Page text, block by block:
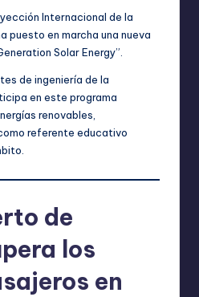
Internacional de la
puesto en marcha una nueva
Solar Energy”.
de ingeniería de la
en este programa
renovables,
referente educativo
de
los
en